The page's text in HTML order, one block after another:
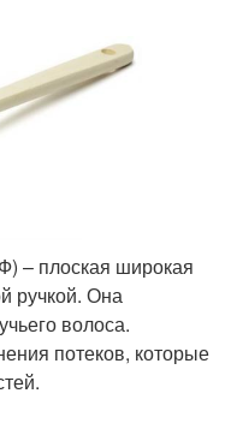
– плоская широкая
ручкой. Она
волоса.
потеков, которые